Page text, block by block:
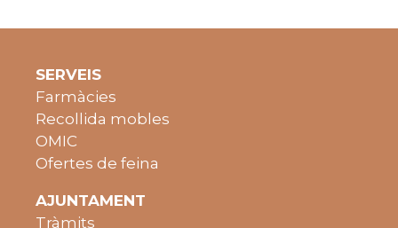
SERVEIS
Farmàcies
Recollida mobles
OMIC
Ofertes de feina
AJUNTAMENT
Tràmits